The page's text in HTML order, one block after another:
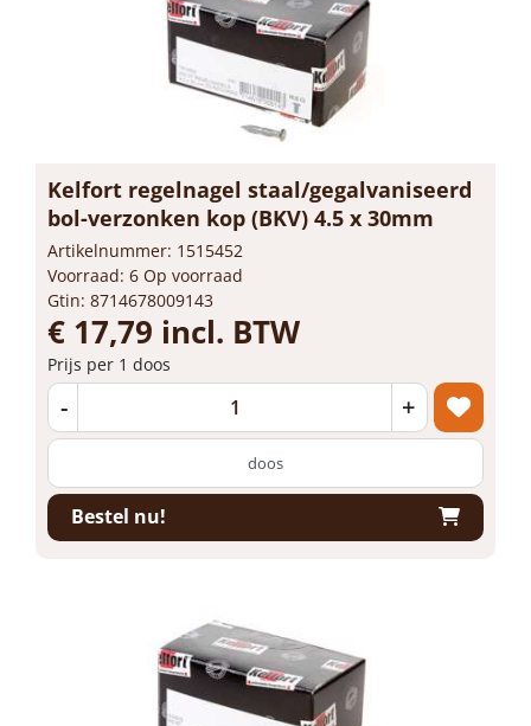
Kelfort regelnagel staal/gegalvaniseerd
bol-verzonken kop (BKV) 4.5 x 30mm
Artikelnummer: 1515452
Voorraad: 6 Op voorraad
Gtin: 8714678009143
€ 17,79 incl. BTW
Prijs per 1 doos
- +
doos
Bestel nu!